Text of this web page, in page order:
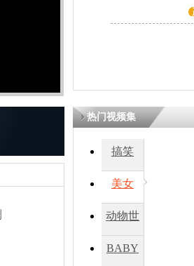
热门视频集
搞笑
美女
动物世
BABY